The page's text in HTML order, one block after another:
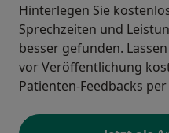
Hinterlegen Sie
Sprechzeiten und
besser gefunden.
vor Veröffentlichung
Patienten-Feedbacks